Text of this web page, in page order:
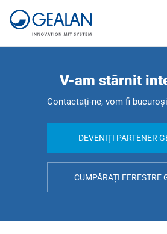
V-am stârnit
Contactați-ne, vom fi
DEVENIȚI PARTENER
CUMPĂRAȚI FERESTRE